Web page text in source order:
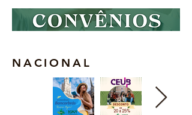
NACIONAL